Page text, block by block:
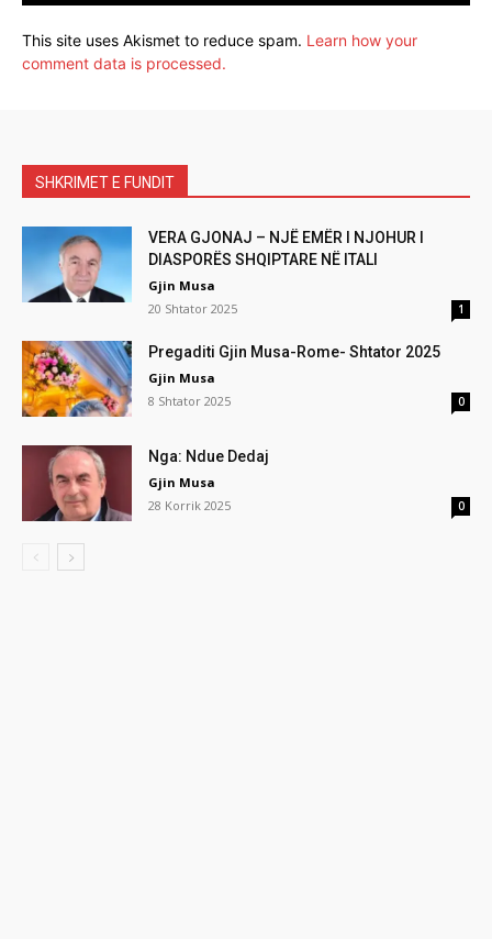
This site uses Akismet to reduce spam. Learn how your
comment data is processed.
SHKRIMET E FUNDIT
VERA GJONAJ – NJË EMËR I NJOHUR I
DIASPORËS SHQIPTARE NË ITALI
Gjin Musa
20 Shtator 2025
1
Pregaditi Gjin Musa-Rome- Shtator 2025
Gjin Musa
8 Shtator 2025
0
Nga: Ndue Dedaj
Gjin Musa
28 Korrik 2025
0